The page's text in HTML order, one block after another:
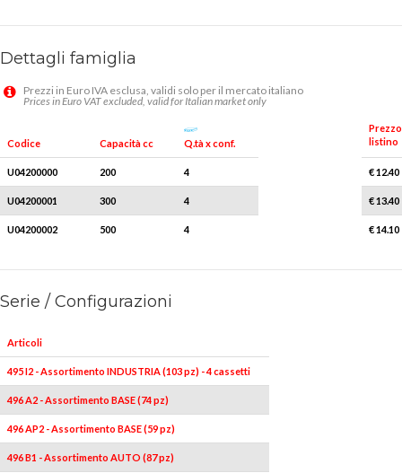
Dettagli famiglia
Prezzi in Euro IVA esclusa, validi solo per il mercato italiano
Prices in Euro VAT excluded, valid for Italian market only
Codice Capacità cc Q.tà x conf.
Prezzo
listino
U04200000 200 4 € 12.40
U04200001 300 4 € 13.40
U04200002 500 4 € 14.10
Serie / Configurazioni
Articoli
495 I2 - Assortimento INDUSTRIA (103 pz) - 4 cassetti
496 A2 - Assortimento BASE (74 pz)
496 AP2 - Assortimento BASE (59 pz)
496 B1 - Assortimento AUTO (87 pz)